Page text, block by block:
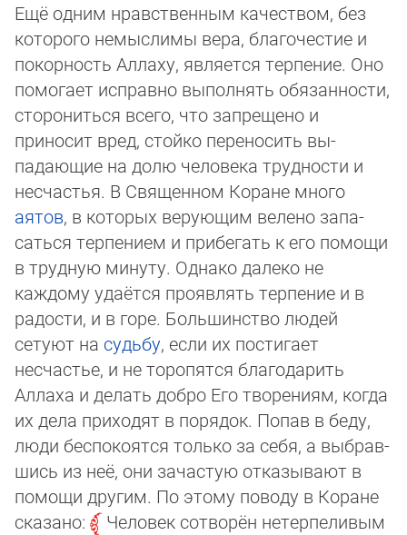
Ещё одним нравственным качеством, без
которого немыслимы вера, благочестие и
покорность Аллаху, является терпение. Оно
помогает исправно выполнять обязанности,
сторониться всего, что запрещено и
приносит вред, стойко переносить вы­
падающие на долю человека трудности и
несчастья. В Священном Коране много
аятов, в которых верующим велено за­па­
саться терпением и прибегать к его помощи
в трудную минуту. Однако далеко не
каждому удаётся проявлять терпение и в
радости, и в горе. Большинство людей
сетуют на судьбу, если их постигает
несчастье, и не торопятся благодарить
Аллаха и делать добро Его творениям, когда
их дела приходят в порядок. Попав в беду,
люди беспокоятся только за себя, а выб­рав­
шись из неё, они зачастую отказывают в
помощи другим. По этому поводу в Коране
сказано:
Человек сотворён нетер­пе­ли­вым